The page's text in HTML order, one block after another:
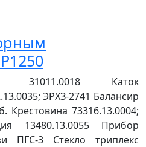
31011.0018 Каток
ЭРХЗ-2741 Балансир
Крестовина 73316.13.0004;
13480.13.0055 Прибор
ПГС-3 Стекло триплекс